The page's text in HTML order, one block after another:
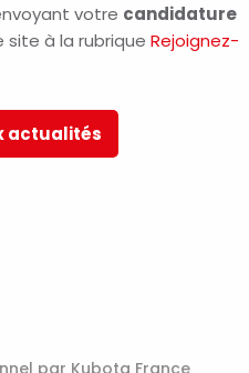
votre candidature
site à la rubrique Rejoignez-
actualités
par Kubota France